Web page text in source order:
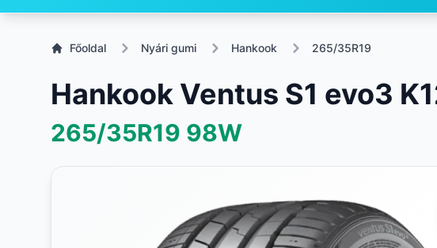
Főoldal Nyári gumi Hankook 265/35R19
Hankook Ventus S1 evo3
265/35R19 98W